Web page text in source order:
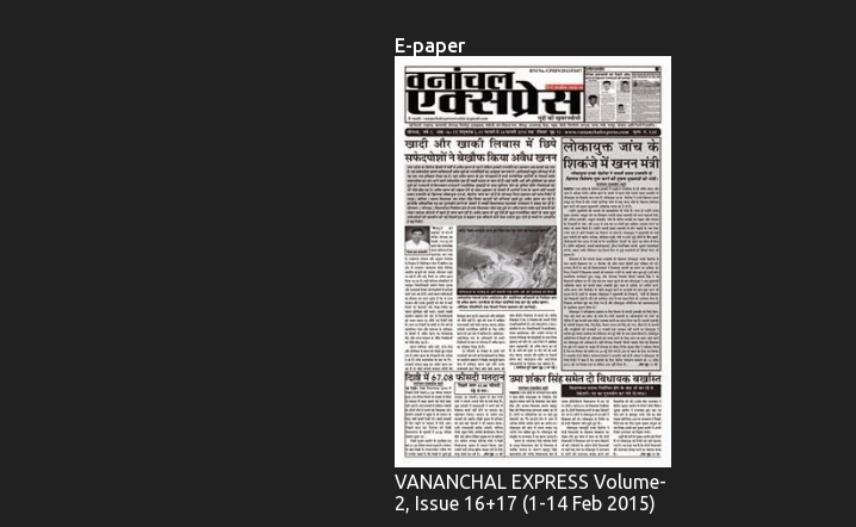
E-paper
VANANCHAL EXPRESS Volume-
2, Issue 16+17 (1-14 Feb 2015)